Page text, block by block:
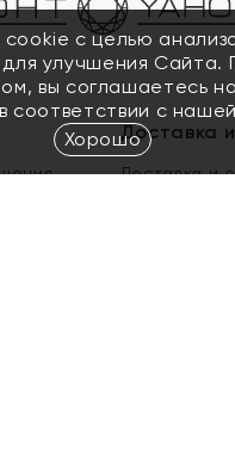
Доставка
Доставка и
cookie с целью
улучшения Сайта.
вы соглашаетесь
соответствии с нашей
Хорошо